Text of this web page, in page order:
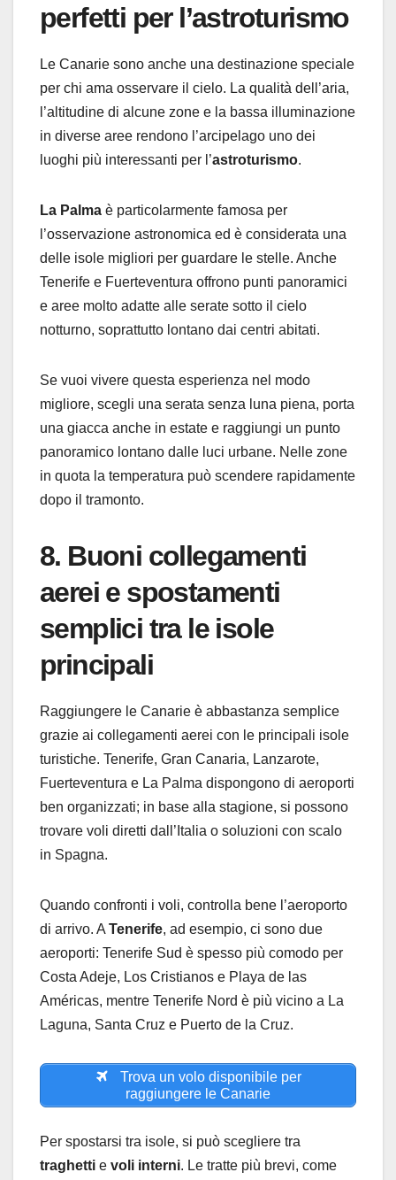
perfetti per l’astroturismo
Le Canarie sono anche una destinazione speciale
per chi ama osservare il cielo. La qualità dell’aria,
l’altitudine di alcune zone e la bassa illuminazione
in diverse aree rendono l’arcipelago uno dei
luoghi più interessanti per l’astroturismo.
La Palma è particolarmente famosa per
l’osservazione astronomica ed è considerata una
delle isole migliori per guardare le stelle. Anche
Tenerife e Fuerteventura offrono punti panoramici
e aree molto adatte alle serate sotto il cielo
notturno, soprattutto lontano dai centri abitati.
Se vuoi vivere questa esperienza nel modo
migliore, scegli una serata senza luna piena, porta
una giacca anche in estate e raggiungi un punto
panoramico lontano dalle luci urbane. Nelle zone
in quota la temperatura può scendere rapidamente
dopo il tramonto.
8. Buoni collegamenti
aerei e spostamenti
semplici tra le isole
principali
Raggiungere le Canarie è abbastanza semplice
grazie ai collegamenti aerei con le principali isole
turistiche. Tenerife, Gran Canaria, Lanzarote,
Fuerteventura e La Palma dispongono di aeroporti
ben organizzati; in base alla stagione, si possono
trovare voli diretti dall’Italia o soluzioni con scalo
in Spagna.
Quando confronti i voli, controlla bene l’aeroporto
di arrivo. A Tenerife, ad esempio, ci sono due
aeroporti: Tenerife Sud è spesso più comodo per
Costa Adeje, Los Cristianos e Playa de las
Américas, mentre Tenerife Nord è più vicino a La
Laguna, Santa Cruz e Puerto de la Cruz.
Trova un volo disponibile per
raggiungere le Canarie
Per spostarsi tra isole, si può scegliere tra
traghetti e voli interni. Le tratte più brevi, come